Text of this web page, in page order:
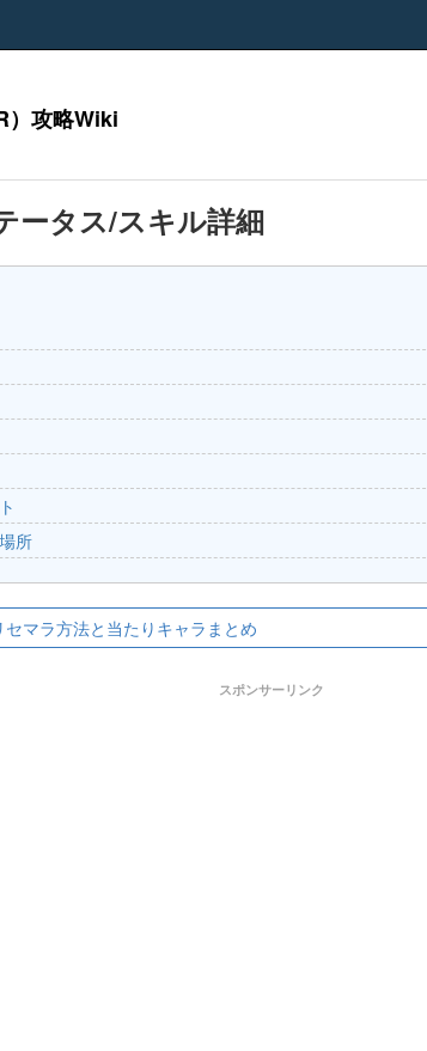
）攻略Wiki
ータス/スキル詳細
所
セマラ方法と当たりキャラまとめ
スポンサーリンク